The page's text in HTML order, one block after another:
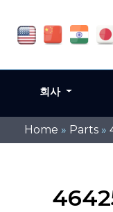
Home » Parts »
회사